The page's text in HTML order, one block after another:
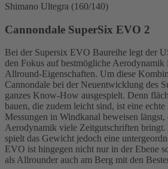
Shimano Ultegra (160/140)
Cannondale SuperSix EVO 2
Bei der Supersix EVO Baureihe legt der
den Fokus auf bestmögliche
Allround-Eigenschaften. Um diese
Cannondale bei der Neuentwicklung des
ganzes Know-How ausgespielt. Denn
bauen, die zudem leicht sind, ist eine
Messungen in Windkanal beweisen längst,
Aerodynamik viele Zeitgutschriften
spielt das Gewicht jedoch eine
EVO ist hingegen nicht nur in der Ebene
als Allrounder auch am Berg mit den